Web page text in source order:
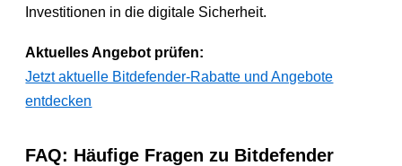
Investitionen in die digitale Sicherheit.
Aktuelles Angebot prüfen:
Jetzt aktuelle Bitdefender-Rabatte und Angebote
entdecken
FAQ: Häufige Fragen zu Bitdefender